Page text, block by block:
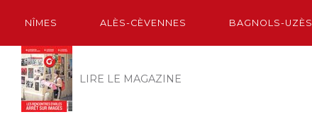
NÎMES ALÈS-CÈVENNES BAGNOLS-UZÈS
LIRE LE MAGAZINE